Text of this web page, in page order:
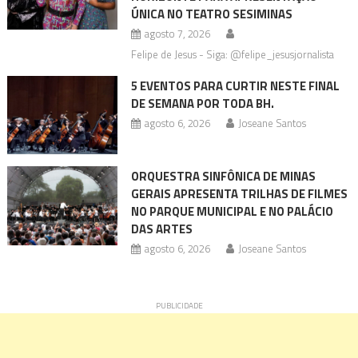
ÚNICA NO TEATRO SESIMINAS
agosto 7, 2026
Felipe de Jesus - Siga: @felipe_jesusjornalista
5 EVENTOS PARA CURTIR NESTE FINAL
DE SEMANA POR TODA BH.
agosto 6, 2026 Joseane Santos
ORQUESTRA SINFÔNICA DE MINAS
GERAIS APRESENTA TRILHAS DE FILMES
NO PARQUE MUNICIPAL E NO PALÁCIO
DAS ARTES
agosto 6, 2026 Joseane Santos